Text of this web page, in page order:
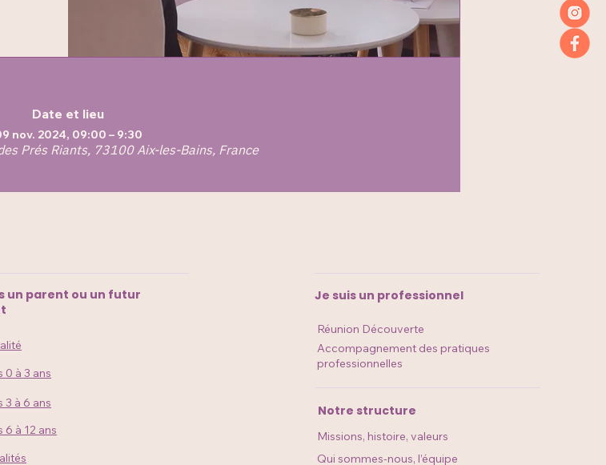
Date et lieu
nov. 2024, 09:00 – 9:30
Prés Riants, 73100 Aix-les-Bains, France
un parent ou un futur
0 à 3 ans
3 à 6 ans
6 à 12 ans
Je suis un professionnel
Réunion Découverte​​​​
Accompagnement des pratiques
professionnelles
Notre structure
Missions, histoire, valeurs
Qui sommes-nous, l’équipe